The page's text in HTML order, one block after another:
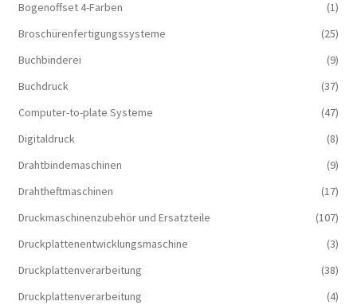
Bogenoffset 4-Farben
(1)
Broschürenfertigungssysteme
(25)
Buchbinderei
(9)
Buchdruck
(37)
Computer-to-plate Systeme
(47)
Digitaldruck
(8)
Drahtbindemaschinen
(9)
Drahtheftmaschinen
(17)
Druckmaschinenzubehör und Ersatzteile
(107)
Druckplattenentwicklungsmaschine
(3)
Druckplattenverarbeitung
(38)
Druckplattenverarbeitung
(4)